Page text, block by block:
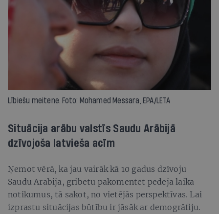
Lībiešu meitene. Foto: Mohamed Messara, EPA/LETA
Situācija arābu valstīs Saudu Arābijā
dzīvojoša latvieša acīm
Ņemot vērā, ka jau vairāk kā 10 gadus dzīvoju
Saudu Arābijā, gribētu pakomentēt pēdējā laika
notikumus, tā sakot, no vietējās perspektīvas. Lai
izprastu situācijas būtību ir jāsāk ar demogrāfiju.